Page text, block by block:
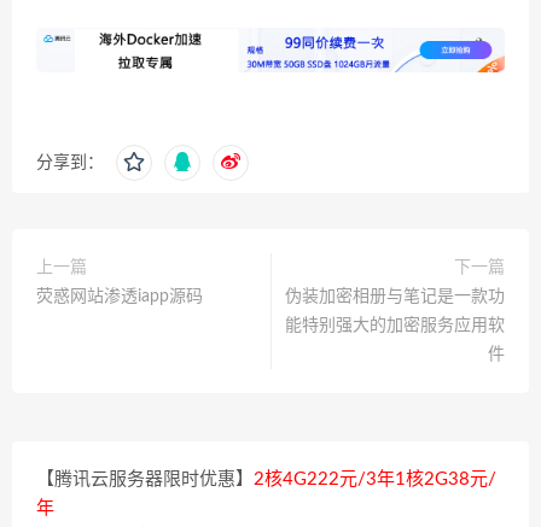
分享到：
上一篇
荧惑网站渗透iapp源码
下一篇
伪装加密相册与笔记是一款功
能特别强大的加密服务应用软
件
【腾讯云服务器限时优惠】 2核4G222元/3年1核2G38元/
年